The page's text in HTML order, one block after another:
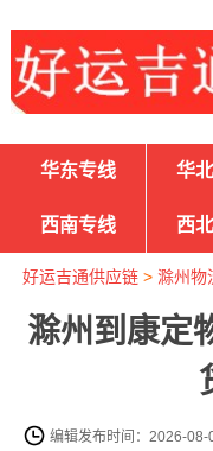
华东专线 华
西南专线 西
好运吉通供应链> 滁州物
滁州到康定
编辑发布时间：2026-08-